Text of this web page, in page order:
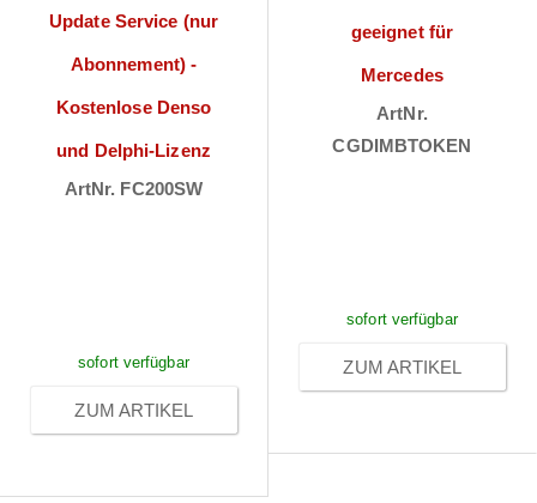
Update Service (nur
Abonnement) -
Kostenlose Denso
und Delphi-Lizenz
ArtNr. FC200SW
sofort verfügbar
ZUM ARTIKEL
geeignet für
Mercedes
ArtNr.
CGDIMBTOKEN
sofort verfügbar
ZUM ARTIKEL